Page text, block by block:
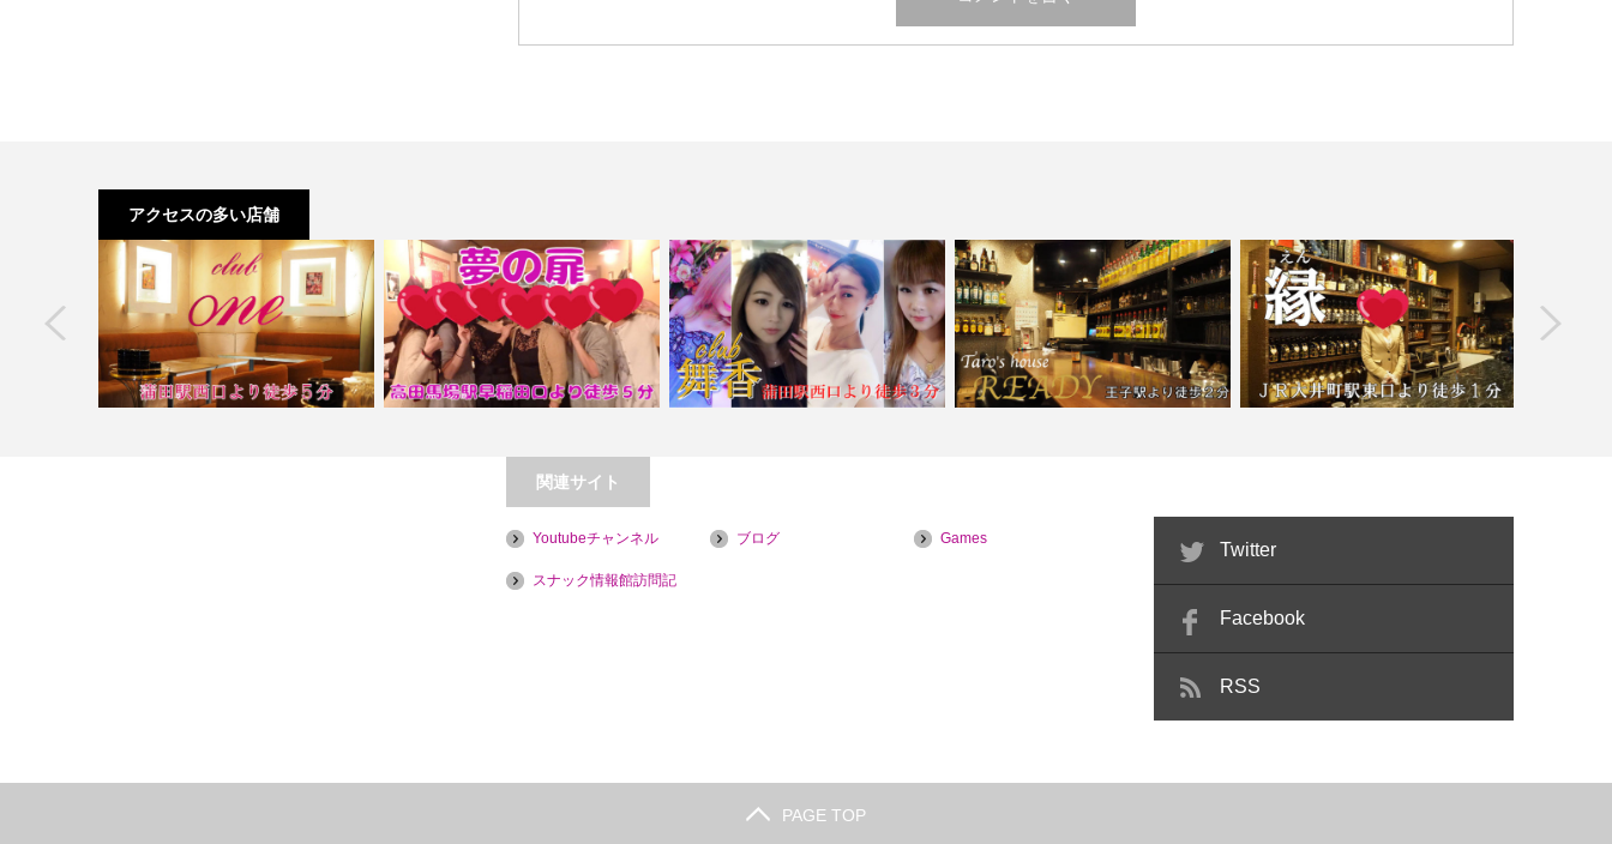
アクセスの多い店舗
【高田馬場】夢の扉【喫煙目的店】 【蒲田】club舞香 【王子】Taro’s house READY…
関連サイト
Youtubeチャンネル ブログ Games
スナック情報館訪問記
Twitter
Facebook
RSS
PAGE TOP